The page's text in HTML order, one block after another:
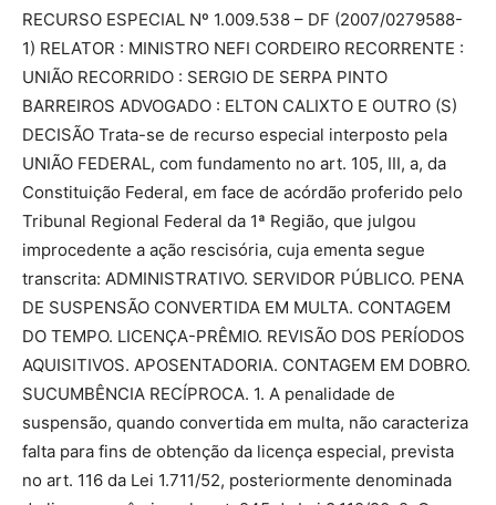
RECURSO ESPECIAL Nº 1.009.538 – DF (2007/0279588-
1) RELATOR : MINISTRO NEFI CORDEIRO RECORRENTE :
UNIÃO RECORRIDO : SERGIO DE SERPA PINTO
BARREIROS ADVOGADO : ELTON CALIXTO E OUTRO (S)
DECISÃO Trata-se de recurso especial interposto pela
UNIÃO FEDERAL, com fundamento no art. 105, III, a, da
Constituição Federal, em face de acórdão proferido pelo
Tribunal Regional Federal da 1ª Região, que julgou
improcedente a ação rescisória, cuja ementa segue
transcrita: ADMINISTRATIVO. SERVIDOR PÚBLICO. PENA
DE SUSPENSÃO CONVERTIDA EM MULTA. CONTAGEM
DO TEMPO. LICENÇA-PRÊMIO. REVISÃO DOS PERÍODOS
AQUISITIVOS. APOSENTADORIA. CONTAGEM EM DOBRO.
SUCUMBÊNCIA RECÍPROCA. 1. A penalidade de
suspensão, quando convertida em multa, não caracteriza
falta para fins de obtenção da licença especial, prevista
no art. 116 da Lei 1.711/52, posteriormente denominada